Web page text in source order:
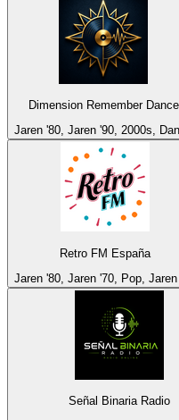
Dimension Remember Dance
Jaren '80, Jaren '90, 2000s,
Retro FM España
Jaren '80, Jaren '70, Pop,
Señal Binaria Radio